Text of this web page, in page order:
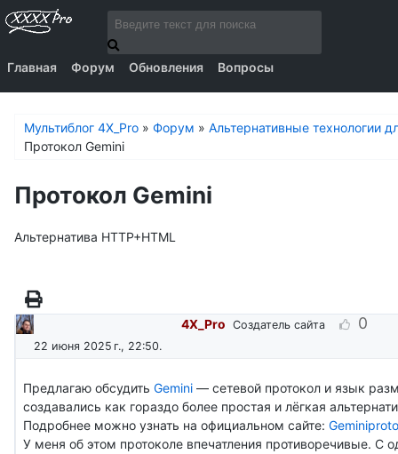
Главная Форум Обновления Вопросы
Мультиблог 4X_Pro » Форум » Альтернативные технологии
Протокол Gemini
Протокол Gemini
Альтернатива HTTP+HTML
4X_Pro Создатель сайта 0
22 июня 2025 г., 22:50.
Предлагаю обсудить Gemini — сетевой протокол и язык
создавались как гораздо более простая и лёгкая
Подробнее можно узнать на официальном сайте:
У меня об этом протоколе впечатления противоречивые. С